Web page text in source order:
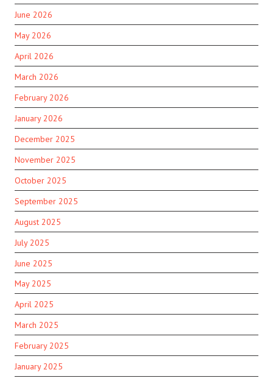
June 2026
May 2026
April 2026
March 2026
February 2026
January 2026
December 2025
November 2025
October 2025
September 2025
August 2025
July 2025
June 2025
May 2025
April 2025
March 2025
February 2025
January 2025